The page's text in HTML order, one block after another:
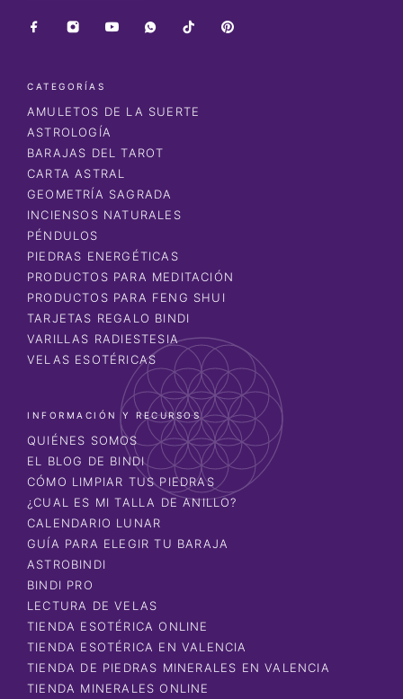
CATEGORÍAS
AMULETOS DE LA SUERTE
ASTROLOGÍA
BARAJAS DEL TAROT
CARTA ASTRAL
GEOMETRÍA SAGRADA
INCIENSOS NATURALES
PÉNDULOS
PIEDRAS ENERGÉTICAS
PRODUCTOS PARA MEDITACIÓN
PRODUCTOS PARA FENG SHUI
TARJETAS REGALO BINDI
VARILLAS RADIESTESIA
VELAS ESOTÉRICAS
INFORMACIÓN Y RECURSOS
QUIÉNES SOMOS
EL BLOG DE BINDI
CÓMO LIMPIAR TUS PIEDRAS
¿CUAL ES MI TALLA DE ANILLO?
CALENDARIO LUNAR
GUÍA PARA ELEGIR TU BARAJA
ASTROBINDI
BINDI PRO
LECTURA DE VELAS
TIENDA ESOTÉRICA ONLINE
TIENDA ESOTÉRICA EN VALENCIA
TIENDA DE PIEDRAS MINERALES EN VALENCIA
TIENDA MINERALES ONLINE